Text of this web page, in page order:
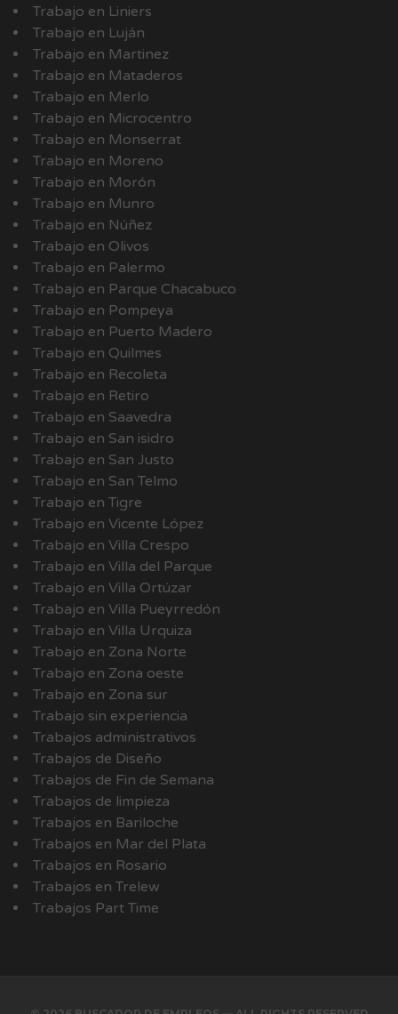
Trabajo en Liniers
Trabajo en Luján
Trabajo en Martinez
Trabajo en Mataderos
Trabajo en Merlo
Trabajo en Microcentro
Trabajo en Monserrat
Trabajo en Moreno
Trabajo en Morón
Trabajo en Munro
Trabajo en Núñez
Trabajo en Olivos
Trabajo en Palermo
Trabajo en Parque Chacabuco
Trabajo en Pompeya
Trabajo en Puerto Madero
Trabajo en Quilmes
Trabajo en Recoleta
Trabajo en Retiro
Trabajo en Saavedra
Trabajo en San isidro
Trabajo en San Justo
Trabajo en San Telmo
Trabajo en Tigre
Trabajo en Vicente López
Trabajo en Villa Crespo
Trabajo en Villa del Parque
Trabajo en Villa Ortúzar
Trabajo en Villa Pueyrredón
Trabajo en Villa Urquiza
Trabajo en Zona Norte
Trabajo en Zona oeste
Trabajo en Zona sur
Trabajo sin experiencia
Trabajos administrativos
Trabajos de Diseño
Trabajos de Fin de Semana
Trabajos de limpieza
Trabajos en Bariloche
Trabajos en Mar del Plata
Trabajos en Rosario
Trabajos en Trelew
Trabajos Part Time